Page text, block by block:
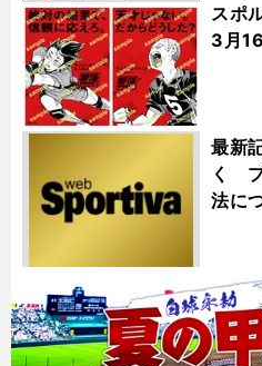
スポ
3月
最新
く
法に